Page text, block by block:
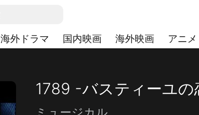
海外ドラマ 国内映画 海外映画 アニメ
1789 -バスティーユ